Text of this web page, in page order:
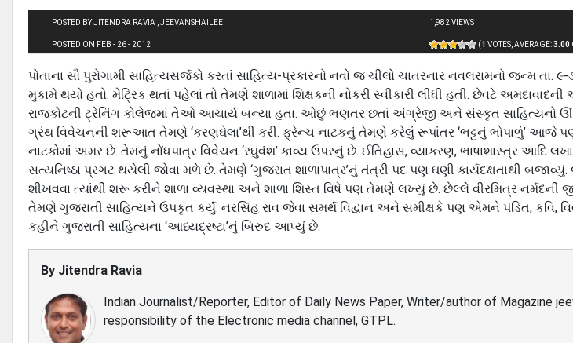
POSTED BY JITENDRA RAVIA , JEEVANSHAILEE
POSTED ON FEB - 26 - 2012
1,982 VIEWS
(1 VOTES, AVERAGE:3.00
પોતાના સૌ પુરોગામી સાહિત્યસર્જકો કરતાં સાહિત્ય-પ્રકારનો નવો જ ચીલો ચાતરનાર નવલરામનો જન્મ તા.
મુકામે થયો હતો. મેટ્રિક થતાં પહેલાં તો તેમણે શાળામાં શિક્ષકની નોકરી સ્વીકારી લીધી હતી. છેવટે
રાજકોટની ટ્રેનિંગ કોલેજમાં તેઓ આચાર્ય બન્યા હતા. ઓછું ભણતર છતાં અંગ્રેજી અને સંસ્‍કૃત સાહિત્યનો
ગ્રંથ વિવેચનની શરૂઆત તેમણે ‘કરણઘેલા’થી કરી. ફ્રેન્ચ નાટકનું તેમણે કરેલું રૂપાંતર ‘ભટ્ટનું ભોપાળું’ આજે
નાટકોમાં અમર છે. તેમનું નોંધપાત્ર વિવેચન ‘રઘુવંશ’ કાવ્ય ઉપરનું છે. ઈતિહાસ, વ્યાકરણ, ભાષાશાસ્ત્ર આદિ
સત્યનિષ્ઠા પ્રગટ થયેલી જોવા મળે છે. તેમણે ‘ગુજરાત શાળાપાત્ર’નું તંત્રી પદ પણ ઘણી કાર્યદક્ષતાથી બજાવ્યું.
શીખવવા ત્યાંથી શરૂ કરીને શાળા વ્યવસ્થા અને શાળા શિસ્ત વિષે પણ તેમણે લખ્યું છે. છેલ્લે વીરમિત્ર નર્મદની
તેમણે ગુજરાતી સાહિત્યને ઉપકૃત કર્યું. નરસિંહ રાવ જેવા સમર્થ વિદ્વાન અને સમીક્ષકે પણ એમને પંડિત, કવિ,
કહીને ગુજરાતી સાહિત્યના ‘આધ્યદ્રષ્ટા’નું બિરુદ આપ્યું છે.
By Jitendra Ravia
Indian Journalist/Reporter, Editor of Daily News Paper, Writer/author of Magazine
responsibility of the Electronic media channel, GTPL.